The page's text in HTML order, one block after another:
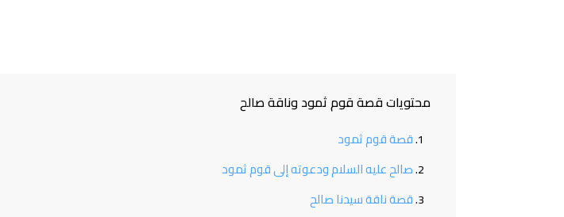
محتويات قصة قوم ثمود وناقة صالح
قصة قوم ثمود
صالح عليه السلام ودعوته إلى قوم ثمود
قصة ناقة سيدنا صالح